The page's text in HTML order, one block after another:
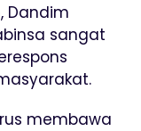
Dandim
sangat
membawa